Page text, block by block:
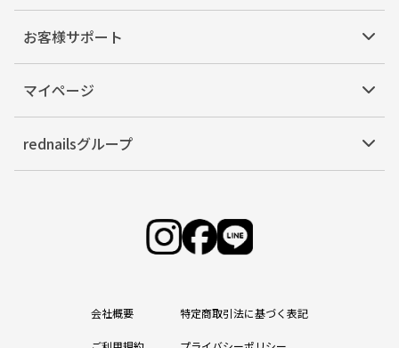
お客様サポート
マイページ
rednailsグループ
会社概要 特定商取引法に基づく表記